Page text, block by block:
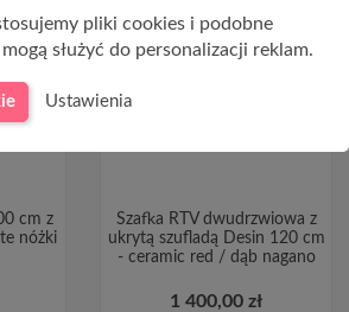
cm z
nóżki
Szafka RTV dwudrzwiowa z
ukrytą szufladą Desin 120 cm
- ceramic red / dąb nagano
1 400,00 zł
pliki cookies i podobne
służyć do personalizacji reklam.
Ustawienia